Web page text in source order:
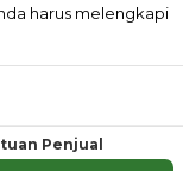
harus melengkapi
Penjual